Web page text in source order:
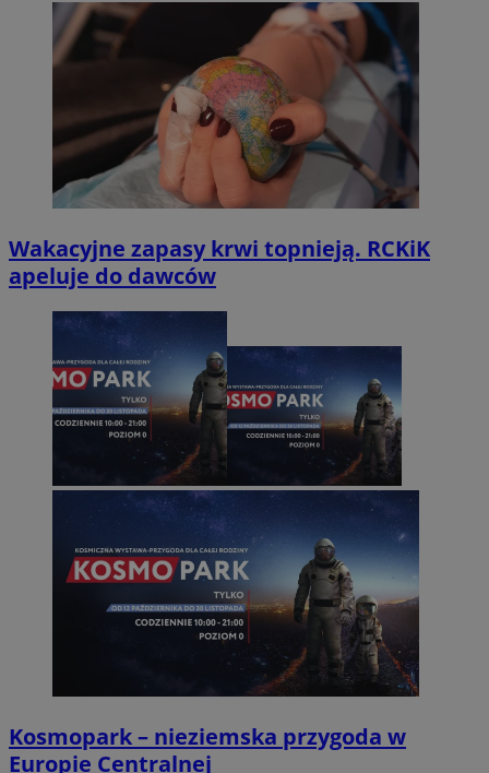
Wakacyjne zapasy krwi topnieją. RCKiK
apeluje do dawców
Kosmopark – nieziemska przygoda w
Europie Centralnej